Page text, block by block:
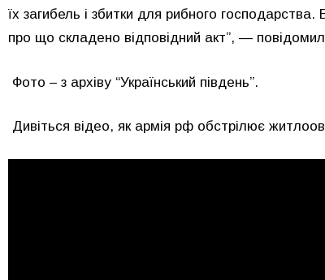
їх загибель і збитки для рибного
про що складено відповідний акт”, —
Фото – з архіву “Український південь”.
Дивіться відео, як армія рф обстрілює